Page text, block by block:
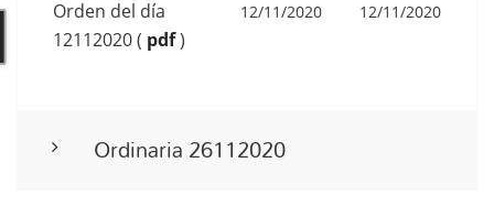
Orden del día
12112020( pdf)
12/11/2020 12/11/2020
Ordinaria 26112020